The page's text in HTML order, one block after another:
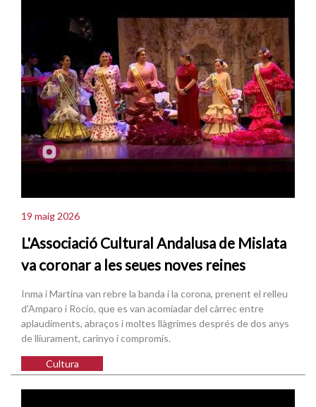
19 maig 2026
L'Associació Cultural Andalusa de Mislata
va coronar a les seues noves reines
Inma i Martina van rebre la banda i la corona, prenent el relleu
d'Amparo i Rocío, que es van acomiadar del càrrec entre
aplaudiments, abraços i moltes llàgrimes després de dos anys
de lliurament, carinyo i compromís.
Cultura